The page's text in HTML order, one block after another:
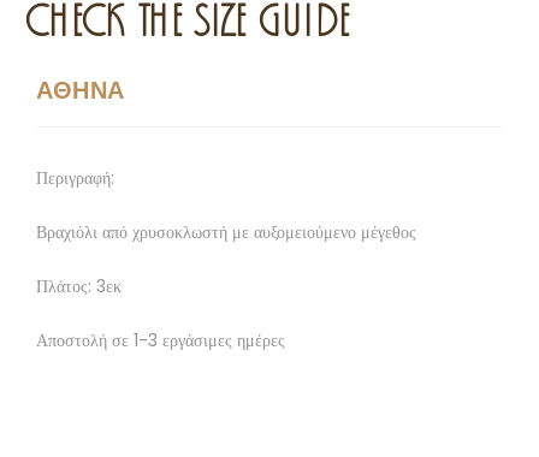
CHECK THE SIZE GUIDE
ΑΘΗΝΑ
Περιγραφή:
Βραχιόλι από χρυσοκλωστή με αυξομειούμενο μέγεθος
Πλάτος: 3εκ
Αποστολή σε 1-3 εργάσιμες ημέρες